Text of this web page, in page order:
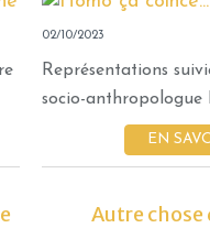
02/10/2023
Représentations
socio-anthropologue
EN
Autre chose